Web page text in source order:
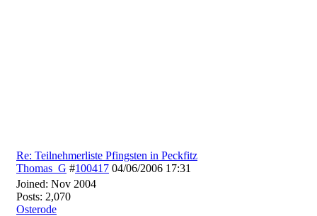
Re: Teilnehmerliste Pfingsten in Peckfitz
Thomas_G #100417 04/06/2006 17:31
Joined: Nov 2004
Posts: 2,070
Osterode